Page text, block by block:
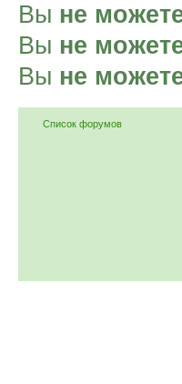
Вы не
Вы не
Вы не
Список форумов